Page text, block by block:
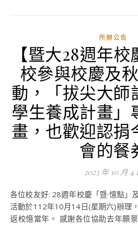
所辦公告
【暨大28週年
校參與校慶及
動，「拔尖大師
學生養成計畫」
畫，也歡迎認捐
會的餐
2023 年 10 月 4
各位校友好: 28週年校慶「暨·憶點」及校慶園遊會暨秋季健行
活動於112年10月14日(星期六)辦理
返校憶當年。 感謝各位協助去年願